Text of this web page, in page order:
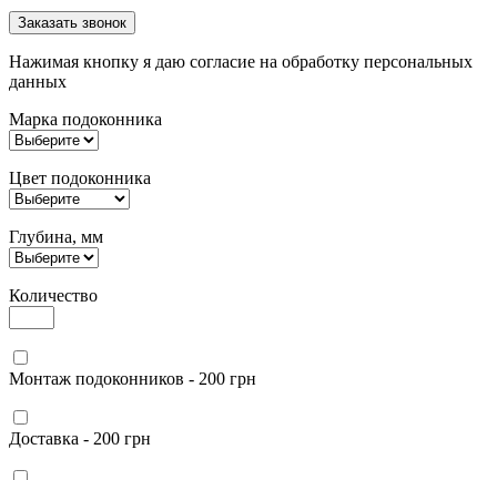
Заказать звонок
Нажимая кнопку я даю согласие на обработку персональных
данных
Марка подоконника
Цвет подоконника
Глубина, мм
Количество
Монтаж подоконников - 200 грн
Доставка - 200 грн